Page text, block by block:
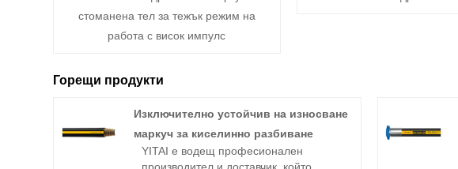
стоманена тел за тежък режим на
работа с висок импулс
Горещи продукти
Изключително устойчив на износване
маркуч за киселинно разбиване
YITAI е водещ професионален